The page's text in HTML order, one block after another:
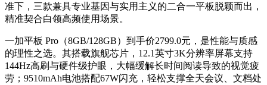
准下，三款兼具专业基因与实用主义的二合一平板脱颖而出，
精准契合白领高频使用场景。
一加平板 Pro（8GB/128GB）到手价2799.0元，是性能与质感
的理性之选。其搭载旗舰芯片，12.1英寸3K分辨率屏幕支持
144Hz高刷与硬件级护眼，大幅缓解长时间阅读导致的视觉疲
劳；9510mAh电池搭配67W闪充，轻松支撑全天会议、文档处